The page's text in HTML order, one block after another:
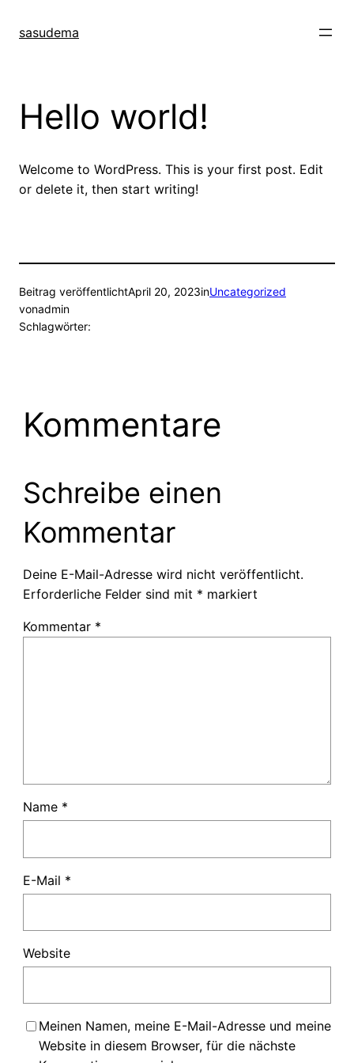
zumsasudema
Hello world!
Welcome to WordPress. This is your first post. Edit
or delete it, then start writing!
Beitrag veröffentlichtApril 20, 2023inUncategorized
vonadmin
Schlagwörter:
Kommentare
Schreibe einen
Kommentar
Deine E-Mail-Adresse wird nicht veröffentlicht.
Erforderliche Felder sind mit * markiert
Kommentar *
Name *
E-Mail *
Website
Meinen Namen, meine E-Mail-Adresse und meine
Website in diesem Browser, für die nächste